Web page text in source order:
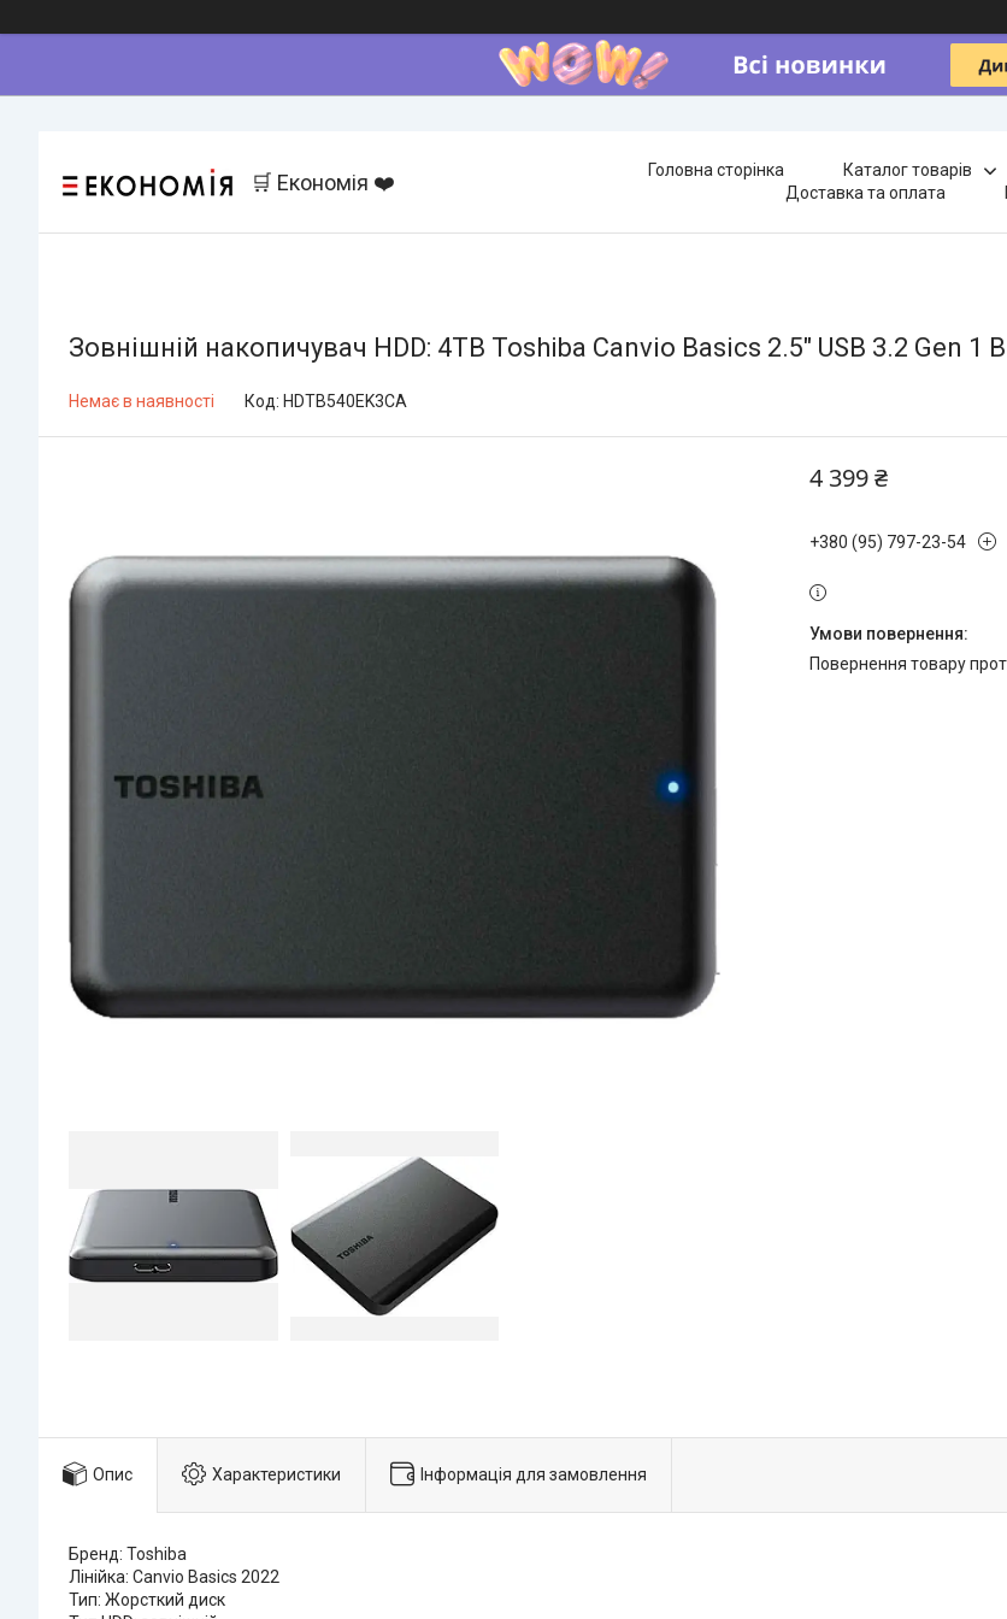
🛒 Економія ❤️ Головна сторінка Каталог товарів
Доставка та оплата
Зовнішній накопичувач HDD: 4TB Toshiba Canvio Basics 2.5" USB 3.2 Gen 1
Немає в наявності Код: HDTB540EK3CA
4 399 ₴
+380 (95) 797-23-54
повернення товару
Опис Характеристики Інформація для замовлення
Бренд: Toshiba
Лінійка: Canvio Basics 2022
Тип: Жорсткий диск